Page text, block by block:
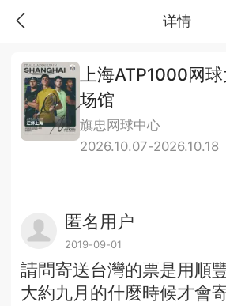
详情
上海ATP1000网
场馆
旗忠网球中心
2026.10.07-2026.10.18
匿名用户
2019-09-01
請問寄送台灣的票是用順
大約九月的什麼時候才會